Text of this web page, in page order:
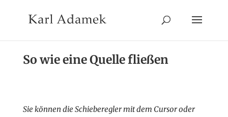
So wie eine Quelle fließen
Sie können die Schieberegler mit dem Cursor oder